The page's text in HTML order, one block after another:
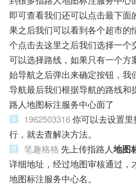
即可查看我们还可以点击最下面
果之后我们可以看到各个超市的
个点击去这里之后我们选择一个
可以选择路线，如果只有一个方
始导航之后弹出来确定按钮，我
导航最后我们根据导航的路线和
路人地图标注服务中心面了
1962503316你可以去设置
行，就去查解决方法。
笔趣格格 先上传指路人地图
详细地址，经过地图审核通过，
地图标注服务中心名。